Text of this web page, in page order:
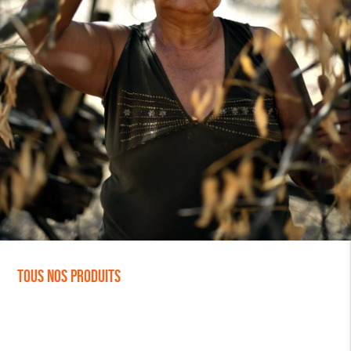
Tous nos produits